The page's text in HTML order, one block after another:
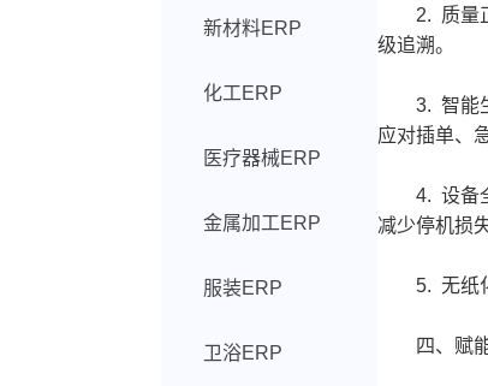
新材料ERP
化工ERP
医疗器械ERP
金属加工ERP
服装ERP
卫浴ERP
2. 质量正
级追溯。
3. 智能生
应对插单、
4. 设备全
减少停机损失
5. 无纸化
四、赋能